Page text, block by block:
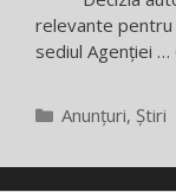
relevante pentru
sediul Agenției …
Categorii
Anunțuri, Știri